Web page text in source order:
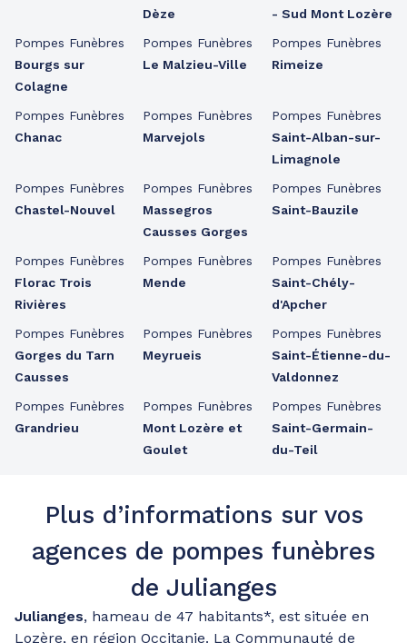
Pompes Funèbres
Bourgs sur
Colagne
Pompes Funèbres
Chanac
Pompes Funèbres
Chastel-Nouvel
Pompes Funèbres
Florac Trois
Rivières
Pompes Funèbres
Gorges du Tarn
Causses
Pompes Funèbres
Grandrieu
Dèze
Pompes Funèbres
Le Malzieu-Ville
Pompes Funèbres
Marvejols
Pompes Funèbres
Massegros
Causses Gorges
Pompes Funèbres
Mende
Pompes Funèbres
Meyrueis
Pompes Funèbres
Mont Lozère et
Goulet
- Sud Mont Lozère
Pompes Funèbres
Rimeize
Pompes Funèbres
Saint-Alban-sur-
Limagnole
Pompes Funèbres
Saint-Bauzile
Pompes Funèbres
Saint-Chély-
d'Apcher
Pompes Funèbres
Saint-Étienne-du-
Valdonnez
Pompes Funèbres
Saint-Germain-
du-Teil
Plus d’informations sur vos
agences de pompes funèbres
de Julianges
Julianges, hameau de 47 habitants*, est située en
Lozère, en région Occitanie. La Communauté de